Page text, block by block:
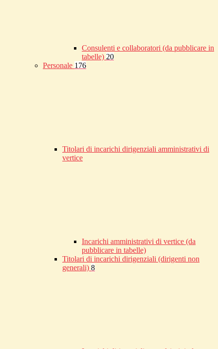
Consulenti e collaboratori (da pubblicare in
tabelle) 20
Personale 176
Titolari di incarichi dirigenziali amministrativi di
vertice
Incarichi amministrativi di vertice (da
pubblicare in tabelle)
Titolari di incarichi dirigenziali (dirigenti non
generali) 8